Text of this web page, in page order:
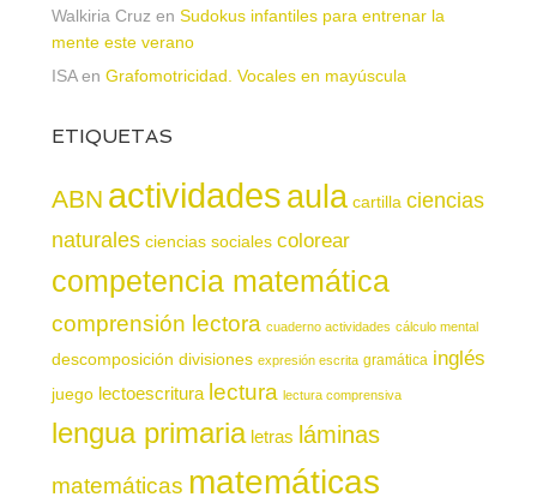
Walkiria Cruz en Sudokus infantiles para entrenar la
mente este verano
ISAen Grafomotricidad. Vocales en mayúscula
ETIQUETAS
ABN actividadesaula cartilla ciencias
naturales ciencias sociales colorear
competencia matemática
comprensión lectora cuaderno actividades cálculo mental
descomposición divisiones expresión escrita gramática inglés
juego lectoescritura lectura lectura comprensiva
lengua primaria letras láminas
matemáticas matemáticas